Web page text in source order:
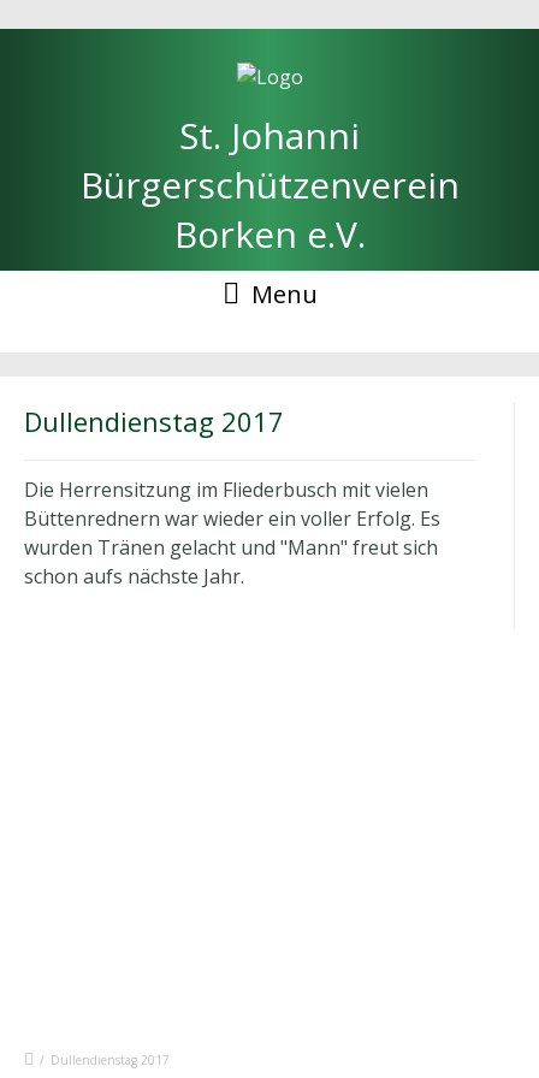
St. Johanni
Bürgerschützenverein
Borken e.V.
Menu
Dullendienstag 2017
Die Herrensitzung im Fliederbusch mit vielen
Büttenrednern war wieder ein voller Erfolg. Es
wurden Tränen gelacht und "Mann" freut sich
schon aufs nächste Jahr.
/ Dullendienstag 2017